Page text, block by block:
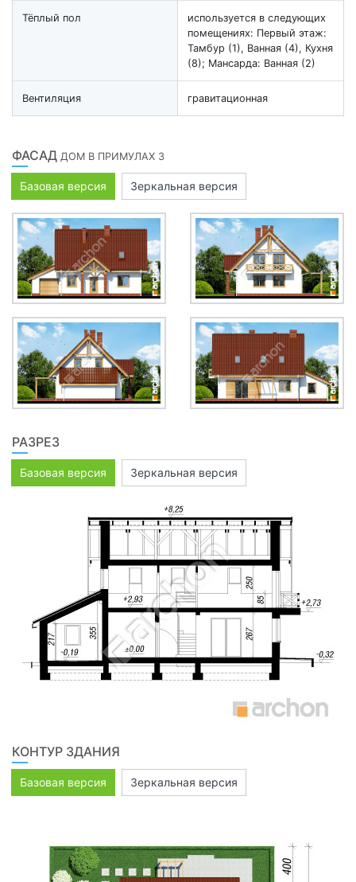
Тёплый пол
используется в следующих
помещениях: Первый этаж:
Тамбур (1), Ванная (4), Кухня
(8); Мансарда: Ванная (2)
Вентиляция гравитационная
ФАСАД ДОМ В ПРИМУЛАХ 3
Базовая версия Зеркальная версия
РАЗРЕЗ
Базовая версия Зеркальная версия
КОНТУР ЗДАНИЯ
Базовая версия Зеркальная версия